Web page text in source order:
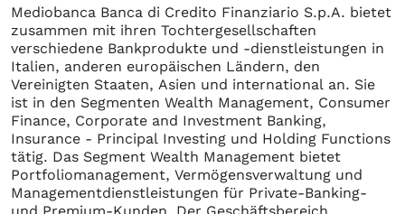
Mediobanca Banca di Credito Finanziario S.p.A. bietet
zusammen mit ihren Tochtergesellschaften
verschiedene Bankprodukte und -dienstleistungen in
Italien, anderen europäischen Ländern, den
Vereinigten Staaten, Asien und international an. Sie
ist in den Segmenten Wealth Management, Consumer
Finance, Corporate and Investment Banking,
Insurance - Principal Investing und Holding Functions
tätig. Das Segment Wealth Management bietet
Portfoliomanagement, Vermögensverwaltung und
Managementdienstleistungen für Private-Banking-